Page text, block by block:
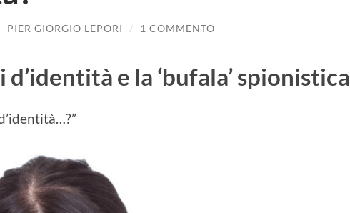
PIER GIORGIO LEPORI / 1 COMMENTO
e la ‘bufala’ spionistica